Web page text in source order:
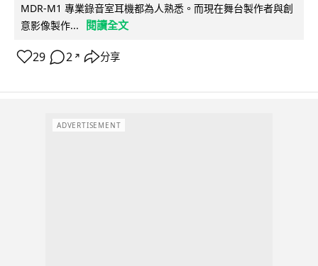
MDR-M1 專業錄音室耳機都為人熟悉。而現在舞台製作者與創
意影像製作...
閱讀全文
29 2 ↗ 分享
ADVERTISEMENT